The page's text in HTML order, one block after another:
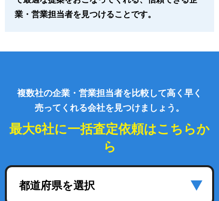
業・営業担当者を見つけることです。
複数社の企業・営業担当者を比較して高く早く
売ってくれる会社を見つけましょう。
最大6社に一括査定依頼はこちらか
ら
都道府県を選択